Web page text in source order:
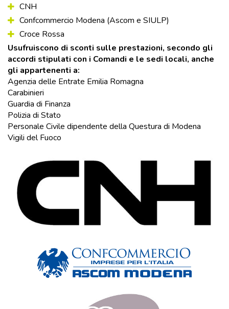
CNH
Confcommercio Modena (Ascom e SIULP)
Croce Rossa
Usufruiscono di sconti sulle prestazioni, secondo gli
accordi stipulati con i Comandi e le sedi locali, anche
gli appartenenti a:
Agenzia delle Entrate Emilia Romagna
Carabinieri
Guardia di Finanza
Polizia di Stato
Personale Civile dipendente della Questura di Modena
Vigili del Fuoco